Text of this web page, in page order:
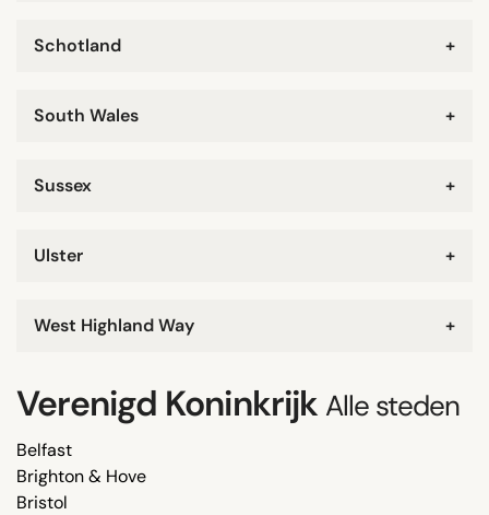
+
Schotland
+
South Wales
+
Sussex
+
Ulster
+
West Highland Way
Verenigd Koninkrijk Alle steden
Belfast
Brighton & Hove
Bristol